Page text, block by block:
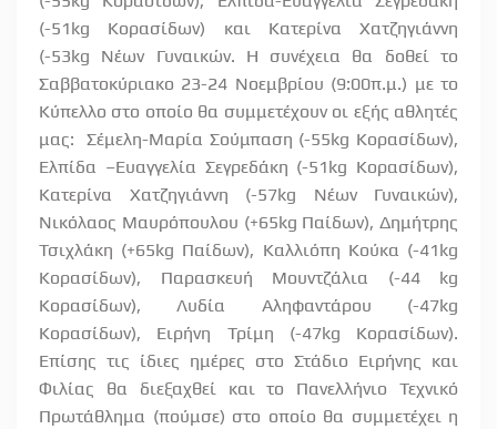
(-51kg Koρασίδων) και Κατερίνα Χατζηγιάννη
(-53kg Νέων Γυναικών. Η συνέχεια θα δοθεί το
Σαββατοκύριακο 23-24 Νοεμβρίου (9:00π.μ.) με το
Κύπελλο στο οποίο θα συμμετέχουν οι εξής αθλητές
μας:
Σέμελη-Μαρία Σούμπαση (-55kg Κορασίδων),
Ελπίδα –Ευαγγελία Σεγρεδάκη (-51kg Κορασίδων),
Κατερίνα Χατζηγιάννη (-57kg Nέων Γυναικών),
Νικόλαος Μαυρόπουλου (+65kg Παίδων), Δημήτρης
Τσιχλάκη (+65kg Παίδων), Καλλιόπη Κούκα (-41kg
Κορασίδων), Παρασκευή Μουντζάλια (-44 kg
Κορασίδων), Λυδία Αληφαντάρου (-47kg
Koρασίδων), Ειρήνη Τρίμη (-47kg Kορασίδων).
Επίσης τις ίδιες ημέρες στο Στάδιο Ειρήνης και
Φιλίας θα διεξαχθεί και το Πανελλήνιο Τεχνικό
Πρωτάθλημα (πούμσε) στο οποίο θα συμμετέχει η